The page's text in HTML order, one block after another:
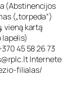
(Abstinencijos
(„torpeda“)
vieną kartą
45 58 26 73
Internete
filialas/